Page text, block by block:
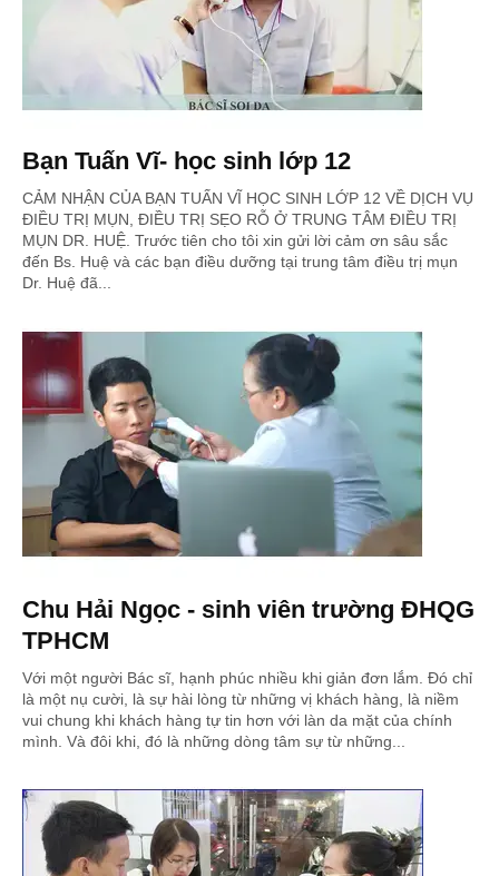
Bạn Tuấn Vĩ- học sinh lớp 12
CẢM NHẬN CỦA BẠN TUẤN VĨ HỌC SINH LỚP 12 VỀ DỊCH VỤ
ĐIỀU TRỊ MỤN, ĐIỀU TRỊ SẸO RỖ Ở TRUNG TÂM ĐIỀU TRỊ
MỤN DR. HUỆ. Trước tiên cho tôi xin gửi lời cảm ơn sâu sắc
đến Bs. Huệ và các bạn điều dưỡng tại trung tâm điều trị mụn
Dr. Huệ đã...
Chu Hải Ngọc - sinh viên trường ĐHQG
TPHCM
Với một người Bác sĩ, hạnh phúc nhiều khi giản đơn lắm. Đó chỉ
là một nụ cười, là sự hài lòng từ những vị khách hàng, là niềm
vui chung khi khách hàng tự tin hơn với làn da mặt của chính
mình. Và đôi khi, đó là những dòng tâm sự từ những...